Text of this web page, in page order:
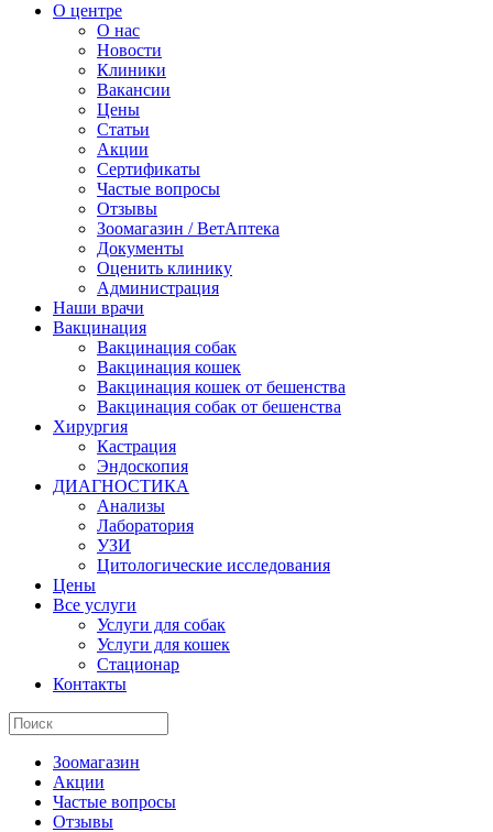
О центре
О нас
Новости
Клиники
Вакансии
Цены
Статьи
Акции
Сертификаты
Частые вопросы
Отзывы
Зоомагазин / ВетАптека
Документы
Оценить клинику
Администрация
Наши врачи
Вакцинация
Вакцинация собак
Вакцинация кошек
Вакцинация кошек от бешенства
Вакцинация собак от бешенства
Хирургия
Кастрация
Эндоскопия
ДИАГНОСТИКА
Анализы
Лаборатория
УЗИ
Цитологические исследования
Цены
Все услуги
Услуги для собак
Услуги для кошек
Стационар
Контакты
Зоомагазин
Акции
Частые вопросы
Отзывы